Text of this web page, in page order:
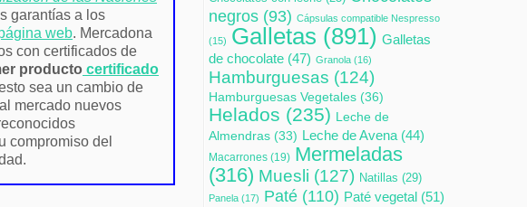
garantías a los
web. Mercadona
con certificados de
producto certificado
sea un cambio de
mercado nuevos
compromiso del
negros (93) Cápsulas compatible Nespresso
(15) Galletas (891) Galletas
de chocolate (47) Granola (16)
Hamburguesas (124)
Hamburguesas Vegetales (36)
Helados (235) Leche de
Almendras (33) Leche de Avena(44)
Macarrones (19) Mermeladas
(316) Muesli (127) Natillas (29)
Panela (17) Paté (110) Paté vegetal (51)